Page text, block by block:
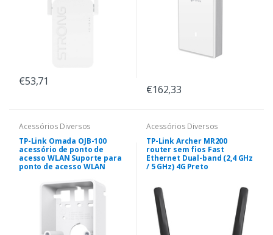
€53,71
€162,33
Acessórios Diversos
TP-Link Omada OJB-100
acessório de ponto de
acesso WLAN Suporte para
ponto de acesso WLAN
Acessórios Diversos
TP-Link Archer MR200
router sem fios Fast
Ethernet Dual-band (2,4 GHz
/ 5 GHz) 4G Preto